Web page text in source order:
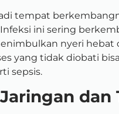
tempat
ini sering
nyeri hebat
yang tidak diobati
sepsis.
dan